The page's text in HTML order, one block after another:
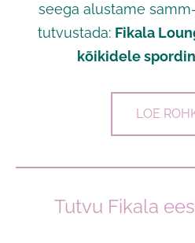
seega alustame
tutvustada: Fikala
kõikidele
LOE
Tutvu Fikala